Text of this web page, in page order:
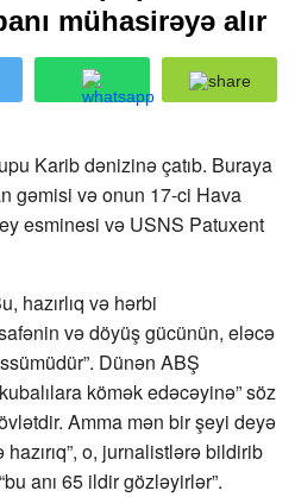
mühasirəyə alır
Karib dənizinə çatıb. Buraya
gəmisi və onun 17-ci Hava
esminesi və USNS Patuxent
hazırlıq və hərbi
və döyüş gücünün, eləcə
Dünən ABŞ
kömək edəcəyinə” söz
Amma mən bir şeyi deyə
o, jurnalistlərə bildirib
anı 65 ildir gözləyirlər”.